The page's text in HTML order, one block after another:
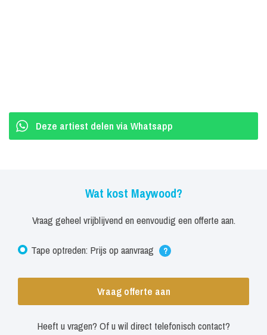
Deze artiest delen via Whatsapp
Wat kost Maywood?
Vraag geheel vrijblijvend en eenvoudig een offerte aan.
Tape optreden: Prijs op aanvraag ?
Vraag offerte aan
Heeft u vragen? Of u wil direct telefonisch contact?